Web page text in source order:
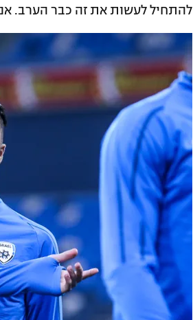
להתחיל לעשות את זה כבר הערב.